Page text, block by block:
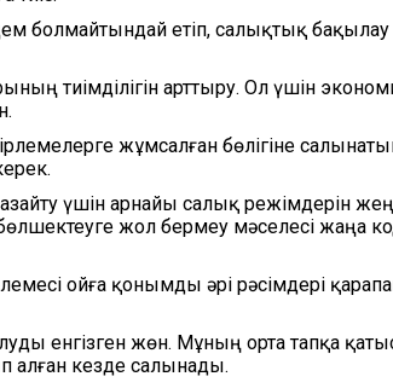
болмайтындай етіп, салықтық
тиімділігін арттыру. Ол үшін
жұмсалған бөлігіне
үшін арнайы салық режімдерін
жол бермеу мәселесі жаңа
ойға қонымды әрі рәсімдері
енгізген жөн. Мұның орта тапқа
алған кезде салынады.